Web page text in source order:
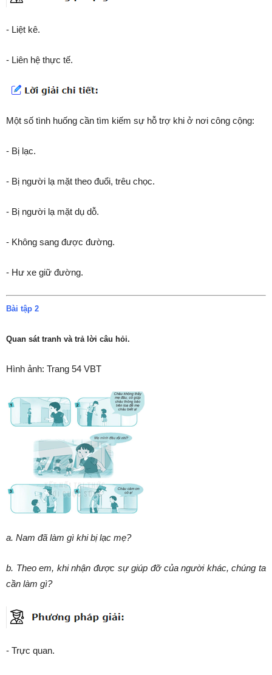
- Liệt kê.
- Liên hệ thực tế.
Một số tình huống cần tìm kiếm sự hỗ trợ khi ở nơi công cộng:
- Bị lạc.
- Bị người lạ mặt theo đuổi, trêu chọc.
- Bị người lạ mặt dụ dỗ.
- Không sang được đường.
- Hư xe giữ đường.
Bài tập 2
Quan sát tranh và trả lời câu hỏi.
Hình ảnh: Trang 54 VBT
a. Nam đã làm gì khi bị lạc mẹ?
b. Theo em, khi nhận được sự giúp đỡ của người khác, chúng ta
cần làm gì?
- Trực quan.